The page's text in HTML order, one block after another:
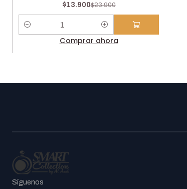
$13.900$23.900
Comprar ahora
Síguenos